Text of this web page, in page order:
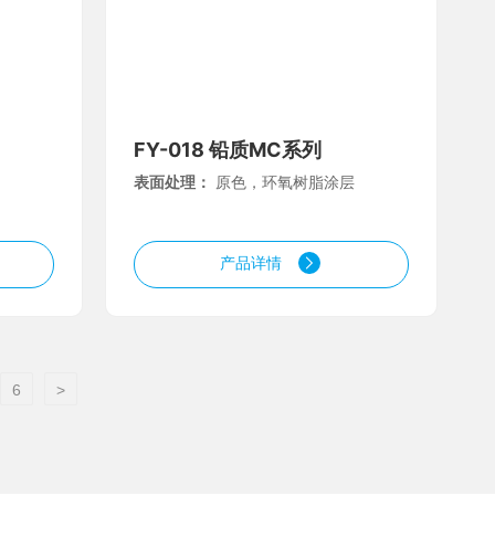
FY-018 铅质MC系列
表面处理： 原色，环氧树脂涂层
产品详情
6 >